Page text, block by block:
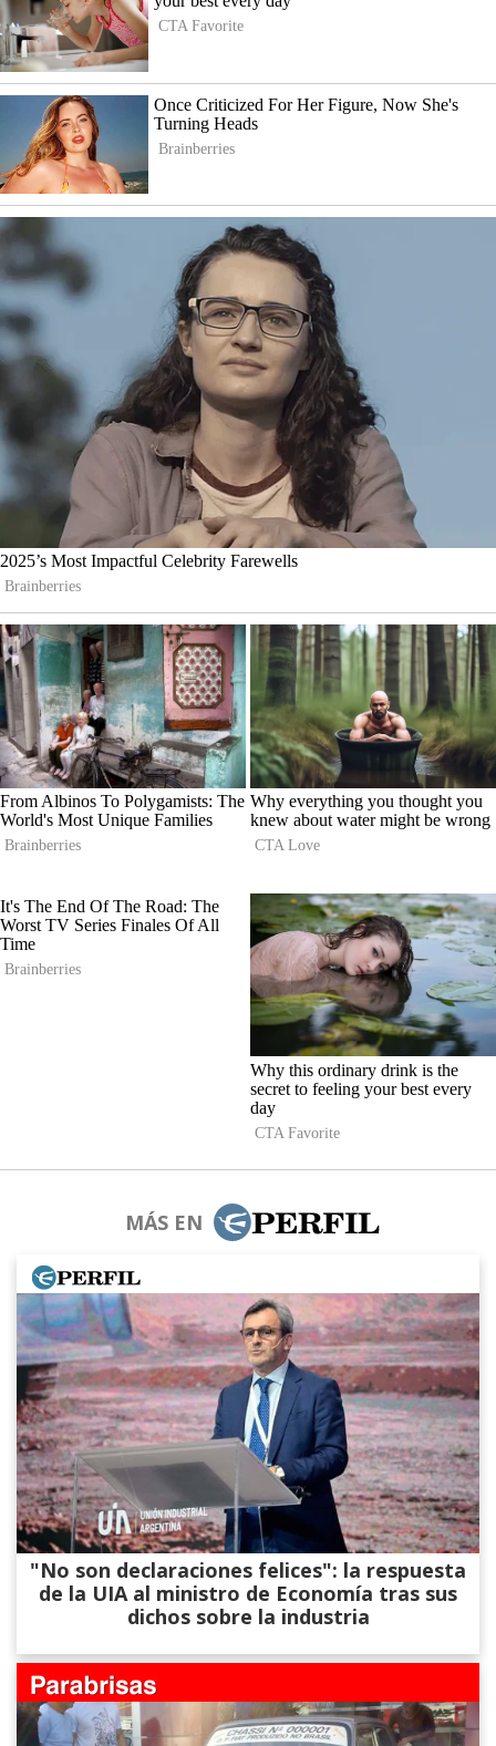
MÁS EN
"No son declaraciones felices": la respuesta
de la UIA al ministro de Economía tras sus
dichos sobre la industria